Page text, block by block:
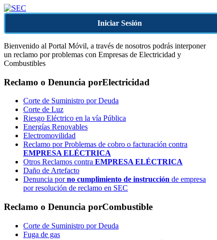
Iniciar Sesión
Bienvenido al Portal Móvil, a través de nosotros podrás interponer
un reclamo por problemas con Empresas de Electricidad y
Combustibles
Reclamo o Denuncia porElectricidad
Corte de Suministro por Deuda
Corte de Luz
Riesgo Eléctrico en la vía Pública
Energías Renovables
Electromovilidad
Reclamo por Problemas de cobro o facturación contra
EMPRESA ELÉCTRICA
Otros Reclamos contra EMPRESA ELÉCTRICA
Daño de Artefacto
Denuncia porno cumplimiento de instrucción de empresa
por resolución de reclamo en SEC
Reclamo o Denuncia porCombustible
Corte de Suministro por Deuda
Fuga de gas